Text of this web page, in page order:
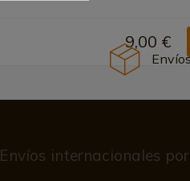
9,00 €
Envíos internacionales por